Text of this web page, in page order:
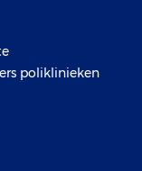
poliklinieken